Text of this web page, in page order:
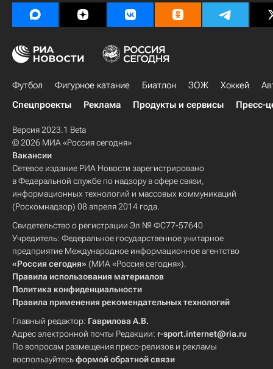
Футбол Фигурное катание Биатлон ЗОЖ Хоккей
Спецпроекты
Реклама Продукты и сервисы Пресс-
Версия 2023.1 Beta
© 2026 МИА «Россия сегодня»
Вакансии
Сетевое издание РИА Новости зарегистрировано
в Федеральной службе по надзору в сфере связи,
информационных технологий и массовых коммуникаций
(Роскомнадзор) 08 апреля 2014 года.
Свидетельство о регистрации Эл № ФС77-57640
Учредитель: Федеральное государственное унитарное
предприятие Международное информационное агентство
«Россия сегодня» (МИА «Россия сегодня»).
Правила использования материалов
Политика конфиденциальности
Правила применения рекомендательных технологий
Главный редактор: Гаврилова А.В.
Адрес электронной почты Редакции: r-sport.internet@ria.ru
По вопросам размещения пресс-релизов и рекламы
воспользуйтесьформой обратной связи